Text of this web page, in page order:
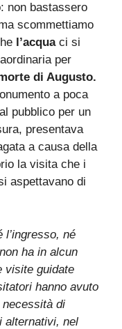
non bastassero
scommettiamo
l’acquaci si
per
di Augusto.
a poca
pubblico per un
presentava
a causa della
la visita che i
aspettavano di
l’ingresso, né
ha in alcun
visite guidate
hanno avuto
di
alternativi, nel